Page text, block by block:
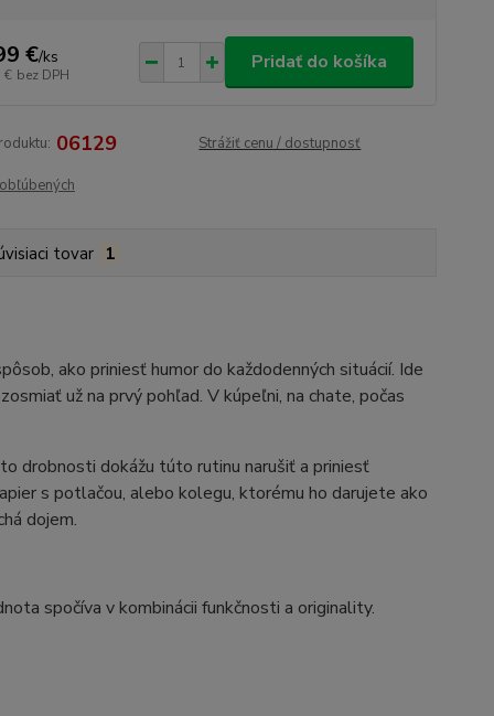
€/ks
€ bez DPH
Pridať do košíka
06129 Strážiť cenu / dostupnosť
tovar 1
ako priniesť humor do každodenných situácií. Ide
už na prvý pohľad. V kúpeľni, na chate, počas
drobnosti dokážu túto rutinu narušiť a priniesť
s potlačou, alebo kolegu, ktorému ho darujete ako
dojem.
spočíva v kombinácii funkčnosti a originality.